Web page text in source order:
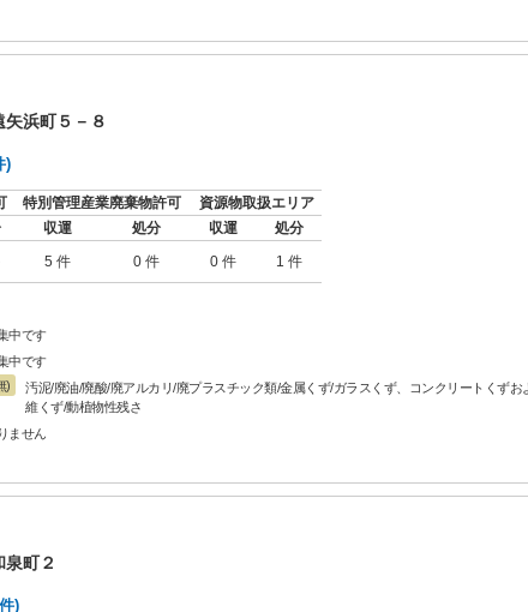
浜町５－８
)
特別管理産業廃棄物許可
資源物取扱エリア
収運 処分 収運
処分
5 件 0 件 0 件 1 件
中です
中です
)
汚泥/廃油/廃酸/廃アルカリ/廃プラスチック類/金属くず/ガラスくず、コンクリートくず
維くず/動植物性残さ
ません
町２
)